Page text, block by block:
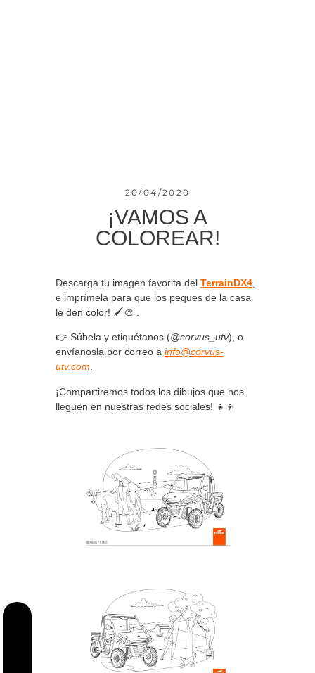
20/04/2020
¡VAMOS A
COLOREAR!
Descarga tu imagen favorita del TerrainDX4,
e imprímela para que los peques de la casa
le den color! 🖌🎨 .
👉 Súbela y etiquétanos (@corvus_utv), o
envíanosla por correo a info@corvus-
utv.com.
¡Compartiremos todos los dibujos que nos
lleguen en nuestras redes sociales! 👧👦